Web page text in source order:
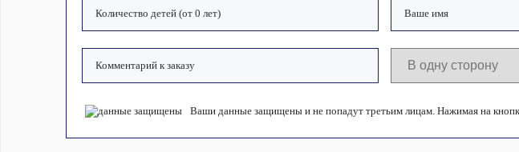
Ваши данные защищены и не попадут третьим лицам. Нажимая на